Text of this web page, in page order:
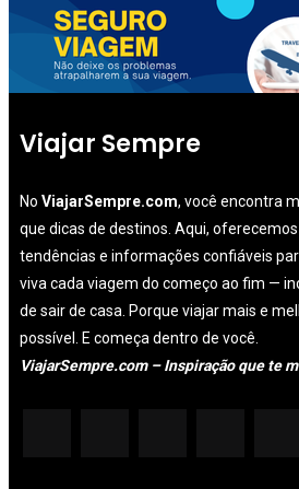
Viajar Sempre
No ViajarSempre.com, você encontra
que dicas de destinos. Aqui,
tendências e informações confiáveis
viva cada viagem do começo ao fim —
de sair de casa. Porque viajar mais e
possível. E começa dentro de você.
ViajarSempre.com – Inspiração que te